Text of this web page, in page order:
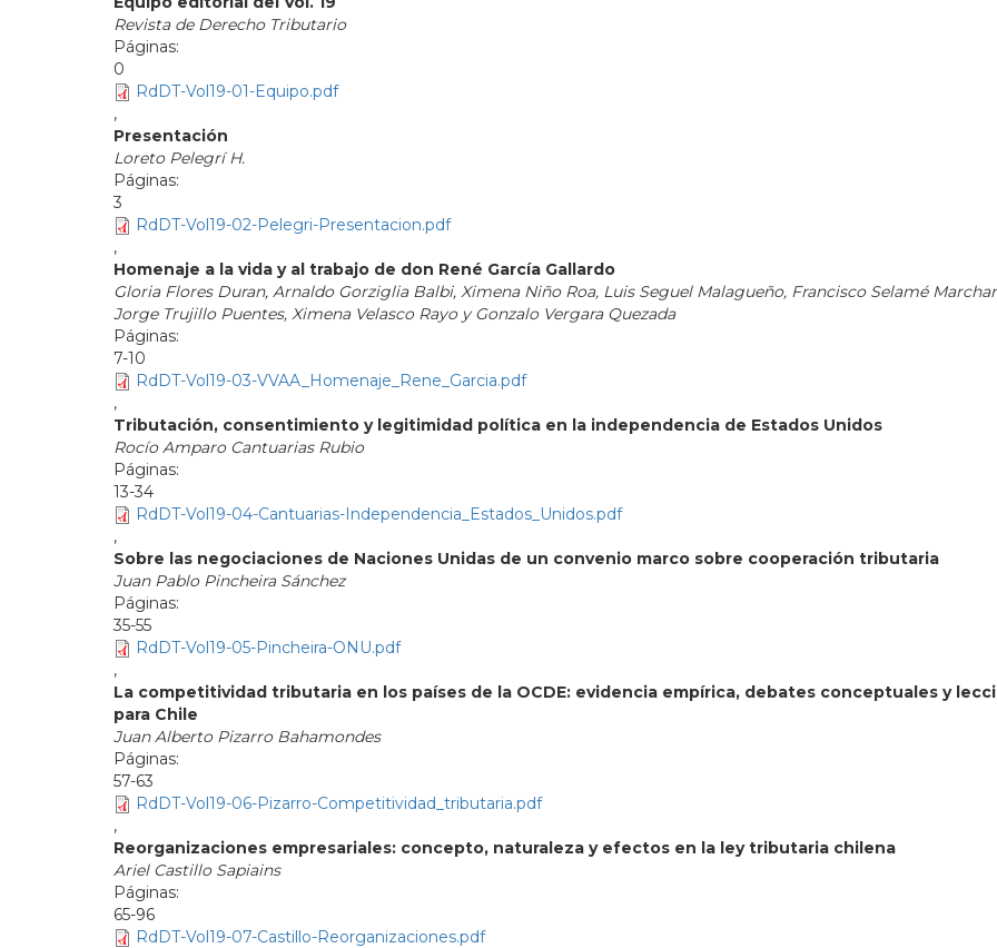
Revista de Derecho Tributario
0
RdDT-Vol19-01-Equipo.pdf
,
Presentación
Loreto Pelegrí H.
3
RdDT-Vol19-02-Pelegri-Presentacion.pdf
,
Homenaje a la vida y al trabajo de don René García Gallardo
Gloria Flores Duran, Arnaldo Gorziglia Balbi, Ximena Niño Roa, Luis Seguel Malagueño, Francisco Selamé
Jorge Trujillo Puentes, Ximena Velasco Rayo y Gonzalo Vergara Quezada
7-10
RdDT-Vol19-03-VVAA_Homenaje_Rene_Garcia.pdf
,
Tributación, consentimiento y legitimidad política en la independencia de Estados Unidos
Rocío Amparo Cantuarias Rubio
13-34
RdDT-Vol19-04-Cantuarias-Independencia_Estados_Unidos.pdf
,
Sobre las negociaciones de Naciones Unidas de un convenio marco sobre cooperación tributaria
Juan Pablo Pincheira Sánchez
35-55
RdDT-Vol19-05-Pincheira-ONU.pdf
,
La competitividad tributaria en los países de la OCDE: evidencia empírica, debates conceptuales y
para Chile
Juan Alberto Pizarro Bahamondes
57-63
RdDT-Vol19-06-Pizarro-Competitividad_tributaria.pdf
,
Reorganizaciones empresariales: concepto, naturaleza y efectos en la ley tributaria chilena
Ariel Castillo Sapiains
65-96
RdDT-Vol19-07-Castillo-Reorganizaciones.pdf